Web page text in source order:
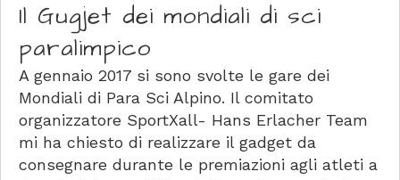
Il Gugjet dei mondiali di sci
paralimpico
A gennaio 2017 si sono svolte le gare dei
Mondiali di Para Sci Alpino. Il comitato
organizzatore SportXall- Hans Erlacher Team
mi ha chiesto di realizzare il gadget da
consegnare durante le premiazioni agli atleti a